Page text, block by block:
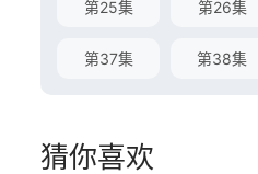
第25集 第26集
第37集 第38集
猜你喜欢